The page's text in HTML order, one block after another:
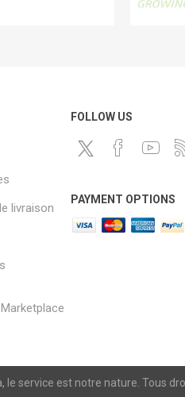
livraison
FOLLOW US
PAYMENT OPTIONS
service est notre nature. Tous